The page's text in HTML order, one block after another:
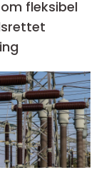
fleksibel